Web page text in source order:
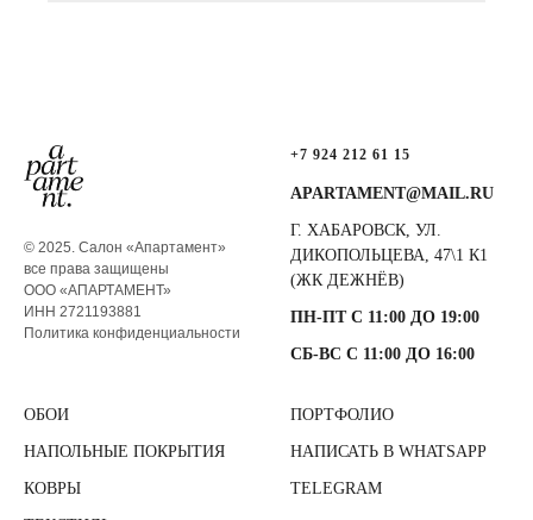
© 2025. Салон «Апартамент»
все права защищены
ООО «АПАРТАМЕНТ»
ИНН 2721193881
Политика конфиденциальности
+7 924 212 61 15
APARTAMENT@MAIL.RU
Г. ХАБАРОВСК, УЛ.
ДИКОПОЛЬЦЕВА, 47\1 К1
(ЖК ДЕЖНЁВ)
ПН-ПТ С 11:00 ДО 19:00
СБ-ВС С 11:00 ДО 16:00
ОБОИ
НАПОЛЬНЫЕ ПОКРЫТИЯ
КОВРЫ
ПОРТФОЛИО
НАПИСАТЬ В WHATSAPP
TELEGRAM